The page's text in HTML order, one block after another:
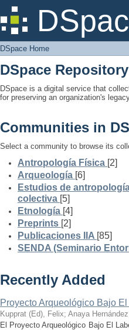
DSpace Home
DSpace Home
DSpace Repository
DSpace is a digital service that
for preserving an organization's
Communities in
Select a community to browse its
Antropología Física [2]
Arqueología [6]
Estudios de
colectiva [5]
Etnología [4]
Preprints [2]
Publicaciones IIA [85]
SENDA (Seminario
Recently Added
Proyecto Arqueológico Bajo
Kupprat (Ed), Felix; Anaya
El Proyecto Arqueológico Bajo El